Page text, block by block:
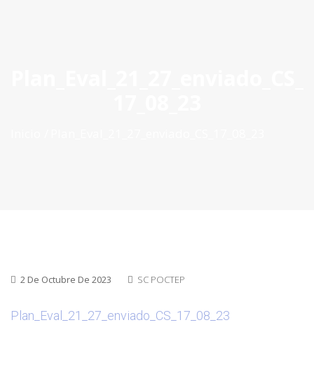
2 De Octubre De 2023 SC POCTEP
Plan_Eval_21_27_enviado_CS_17_08_23